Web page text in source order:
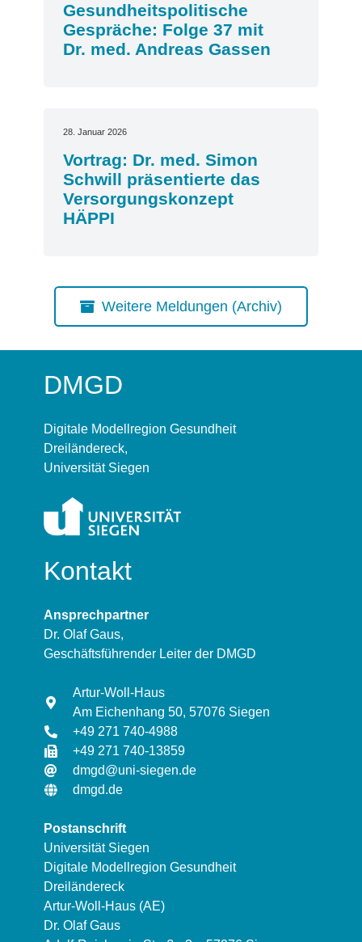
Gesundheitspolitische
Gespräche: Folge 37 mit
Dr. med. Andreas Gassen
28. Januar 2026
Vortrag: Dr. med. Simon
Schwill präsentierte das
Versorgungskonzept
HÄPPI
Weitere Meldungen (Archiv)
DMGD
Digitale Modellregion Gesundheit
Dreiländereck,
Universität Siegen
Kontakt
Ansprechpartner
Dr. Olaf Gaus,
Geschäftsführender Leiter der DMGD
Artur-Woll-Haus
Am Eichenhang 50, 57076 Siegen
+49 271 740-4988
+49 271 740-13859
dmgd@uni-siegen.de
dmgd.de
Postanschrift
Universität Siegen
Digitale Modellregion Gesundheit
Dreiländereck
Artur-Woll-Haus (AE)
Dr. Olaf Gaus